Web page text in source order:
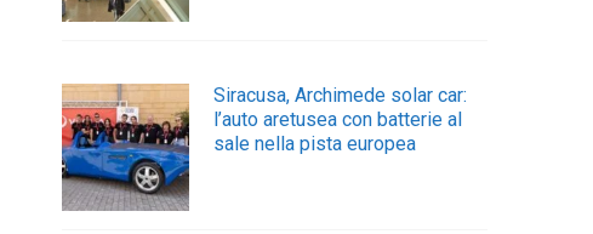
Siracusa, Archimede solar car:
l’auto aretusea con batterie al
sale nella pista europea